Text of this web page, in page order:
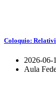
Coloquio:
2026-06-
Aula